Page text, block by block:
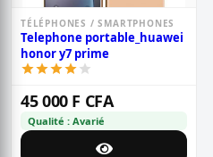
TÉLÉPHONES / SMARTPHONES
Telephone portable_huawei
honor y7 prime
45 000 F CFA
Qualité : Avarié